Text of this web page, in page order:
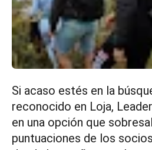
Si acaso estés en la
reconocido en Loja,
en una opción que
puntuaciones de los